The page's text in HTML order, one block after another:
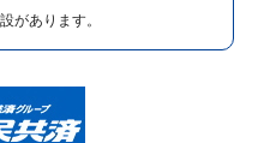
があります。